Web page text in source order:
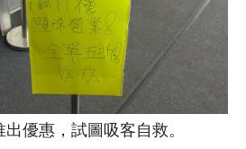
優惠，試圖吸客自救。